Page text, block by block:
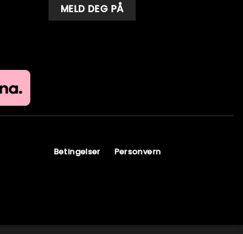
Betingelser Personvern